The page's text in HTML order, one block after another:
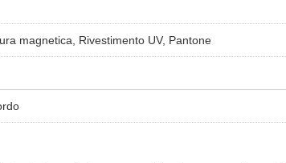
magnetica, Rivestimento UV, Pantone